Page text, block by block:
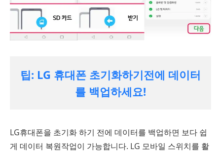
팁: LG 휴대폰 초기화하기전에 데이터
를 백업하세요!
LG휴대폰을 초기화 하기 전에 데이터를 백업하면 보다 쉽
게 데이터 복원작업이 가능합니다. LG 모바일 스위치를 활